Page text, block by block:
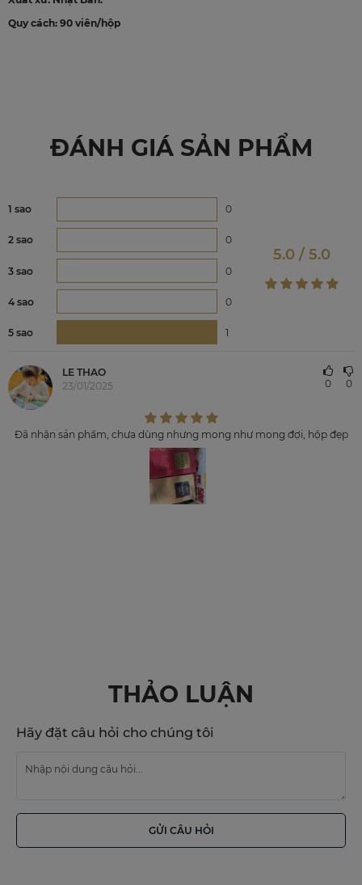
Quy cách: 90 viên/hộp
ĐÁNH GIÁ SẢN PHẨM
1 sao 0
2 sao 0
3 sao 0
4 sao 0
5 sao 1
5.0 / 5.0
LE THAO
23/01/2025
Đã nhận sản phẩm, chưa dùng nhưng mong như mong đợi, hộp đẹp
0 0
THẢO LUẬN
Hãy đặt câu hỏi cho chúng tôi
GỬI CÂU HỎI